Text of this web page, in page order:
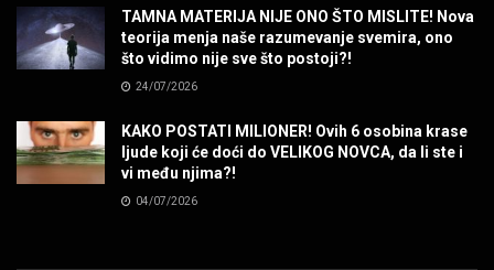
Miss You! Charlie Watts
MUZIKA
MUZIKA
MAD MAD DRUMMER!
TAMNA MATERIJA NIJE ONO ŠTO MISLITE! Nova
teorija menja naše razumevanje svemira, ono
što vidimo nije sve što postoji?!
24/07/2026
KAKO POSTATI MILIONER! Ovih 6 osobina krase
ljude koji će doći do VELIKOG NOVCA, da li ste i
vi među njima?!
04/07/2026